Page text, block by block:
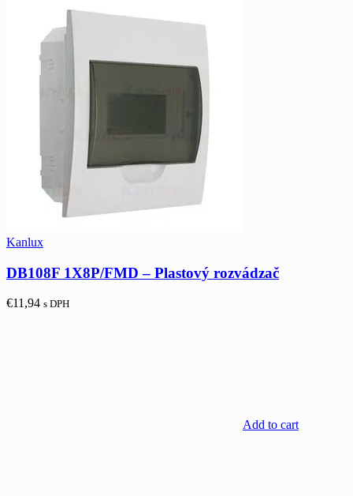
Kanlux
DB108F 1X8P/FMD – Plastový rozvádzač
€11,94 s DPH
Add to cart